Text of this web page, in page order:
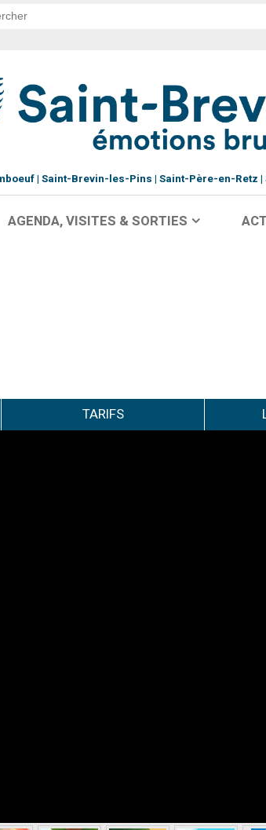
Saint-Brevin-les-Pins Saint-Père-en-Retz
AGENDA, VISITES & SORTIES
TARIFS